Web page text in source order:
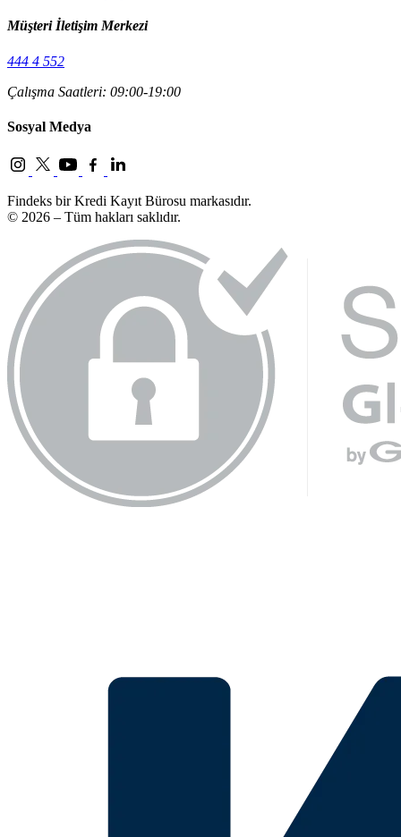
Müşteri İletişim Merkezi
444 4 552
Çalışma Saatleri: 09:00-19:00
Sosyal Medya
Findeks bir Kredi Kayıt Bürosu markasıdır.
© 2026 – Tüm hakları saklıdır.